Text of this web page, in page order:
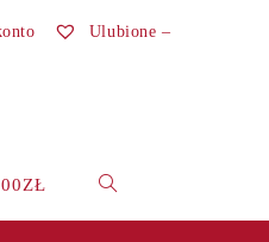
Ulubione –
ZŁ TOGGLE